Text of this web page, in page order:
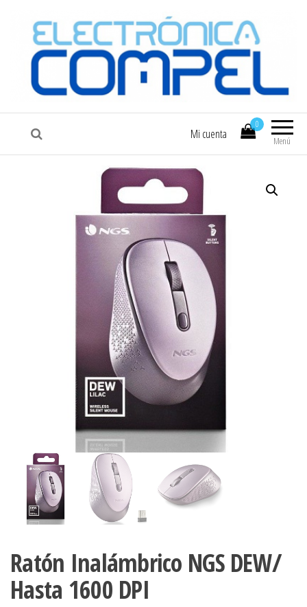
COMPEL Electrónica COMPEL
Menú
0
Mi cuenta
Ratón Inalámbrico NGS DEW/
Hasta 1600 DPI